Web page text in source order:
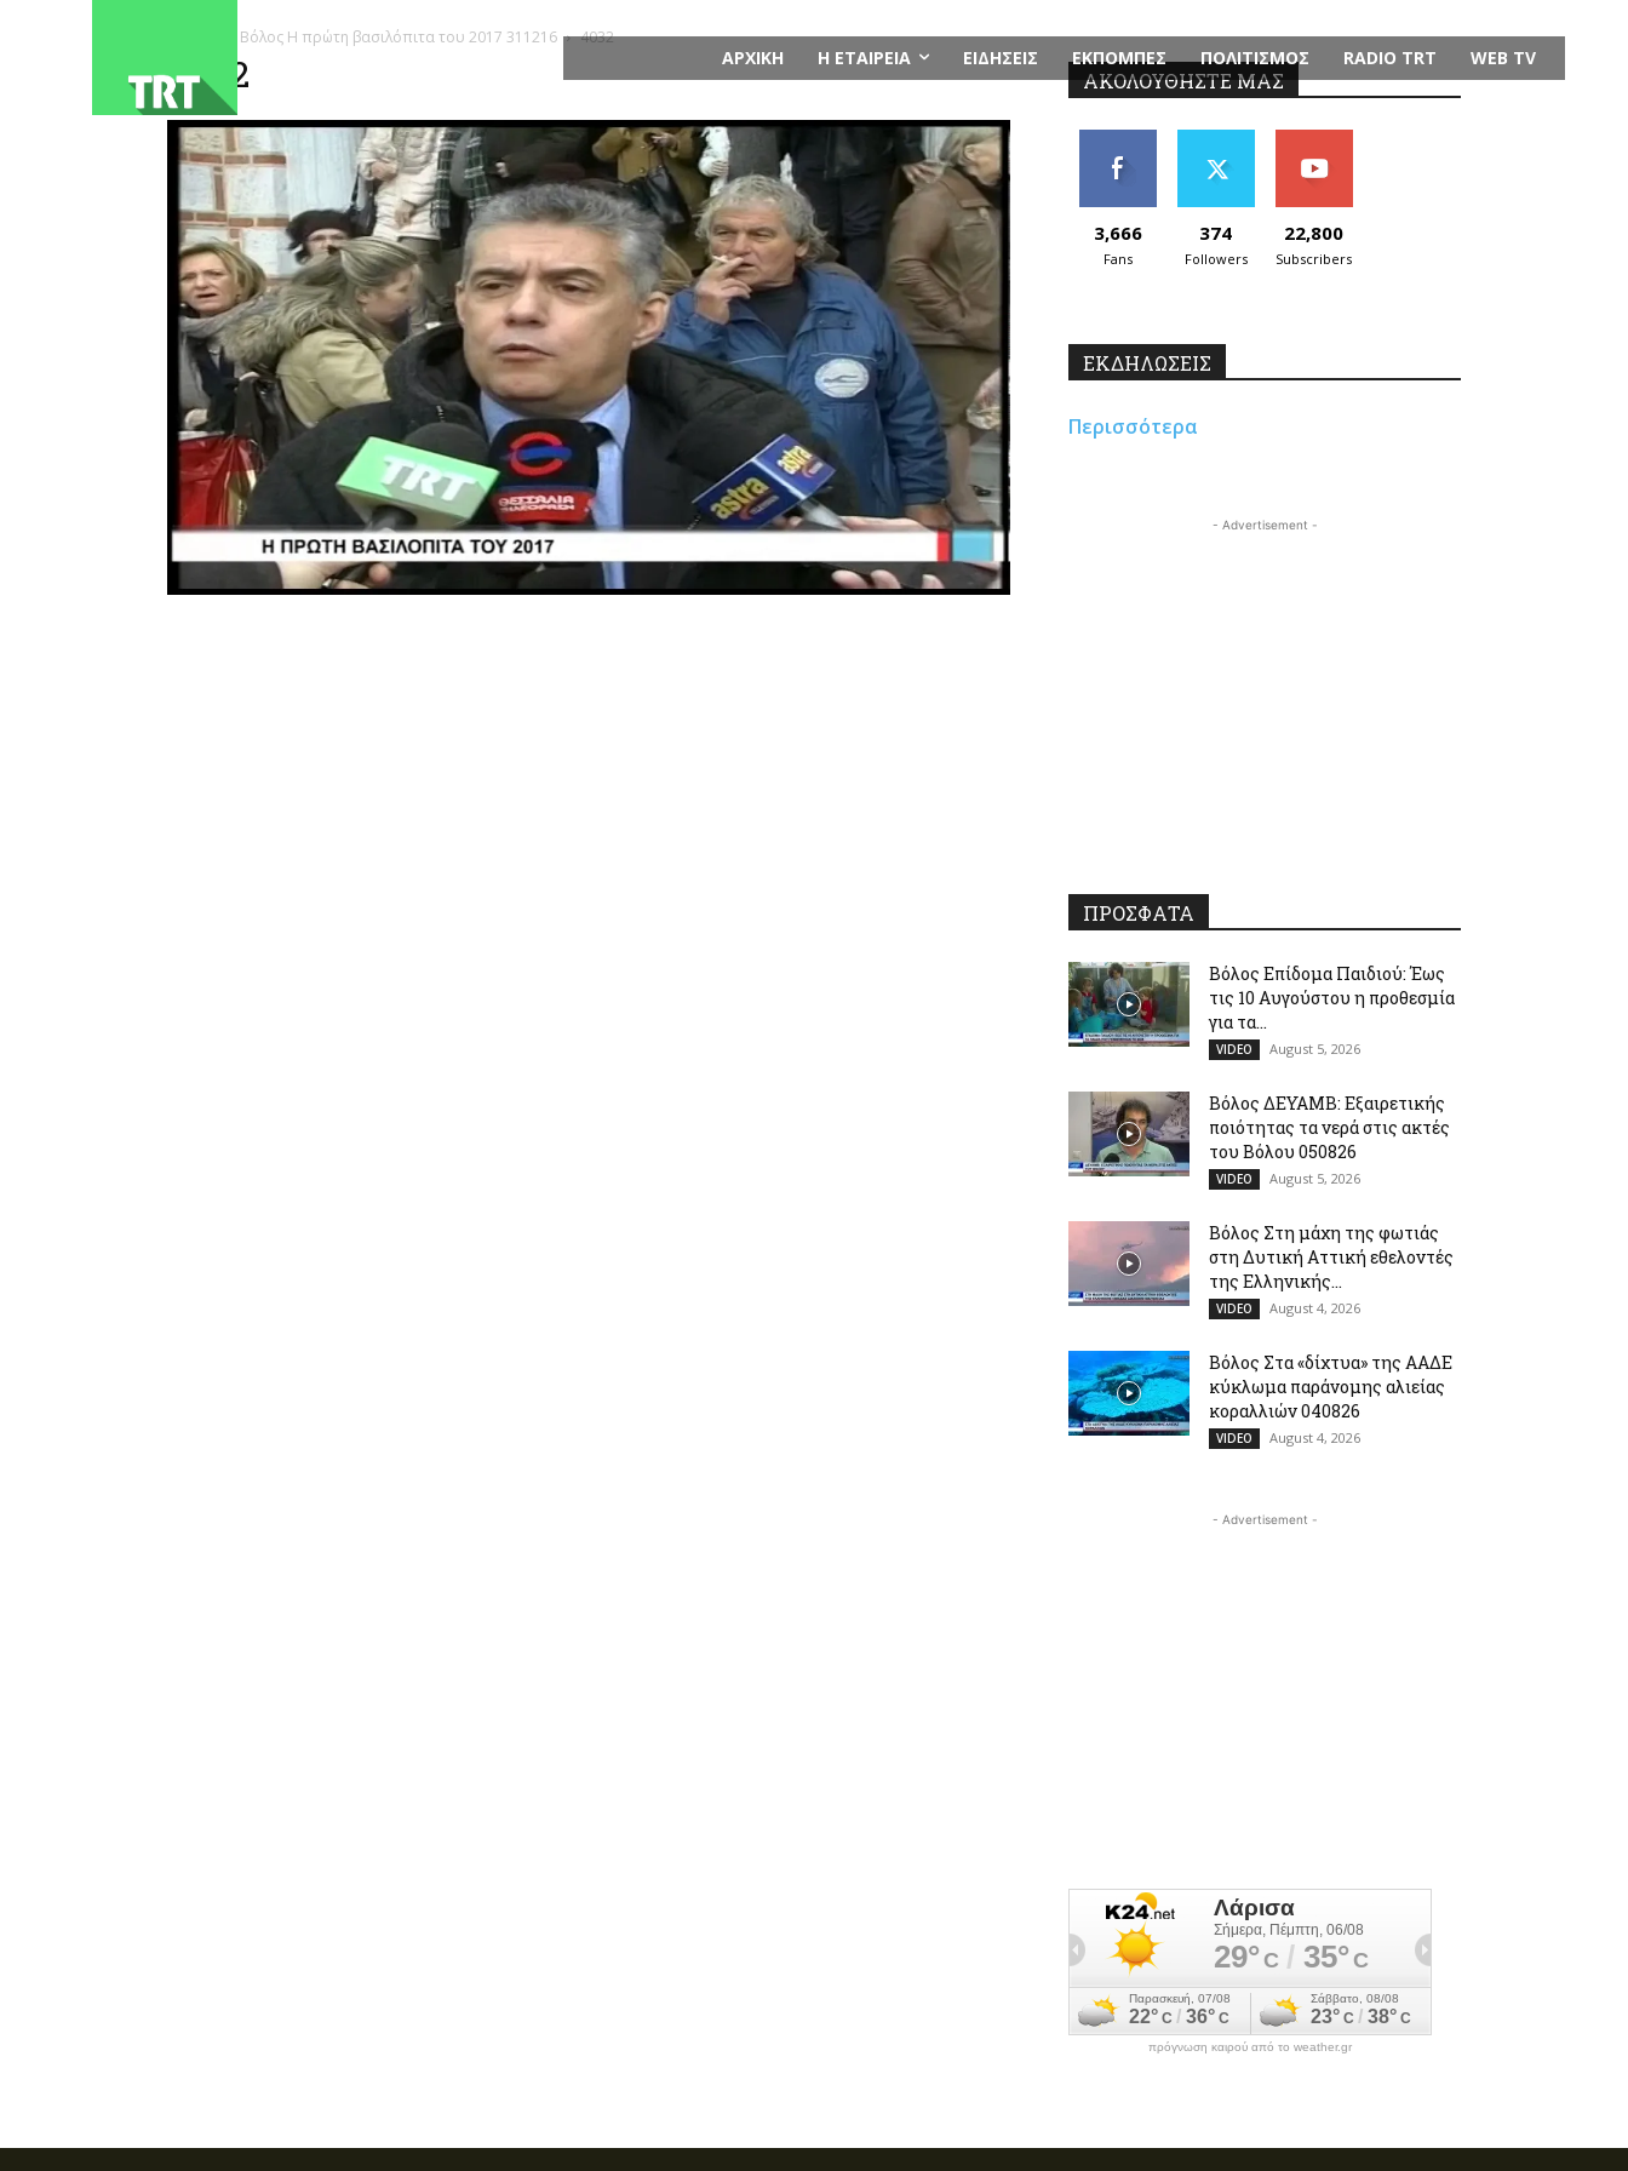
ΑΡΧΙΚΗ Η ΕΤΑΙΡΕΙΑ ΕΙΔΗΣΕΙΣ ΕΚΠΟΜΠΕΣ ΠΟΛΙΤΙΣΜΟΣ RADIO TRT WEB TV
Βόλος Η πρώτη βασιλόπιτα του 2017 311216 4032
4032 ΑΚΟΛΟΥΘΗΣΤΕ ΜΑΣ
3,666
Fans
374
Followers
22,800
Subscribers
ΕΚΔΗΛΩΣΕΙΣ
Περισσότερα
- Advertisement -
ΠΡΟΣΦΑΤΑ
Βόλος Επίδομα Παιδιού: Έως
τις 10 Αυγούστου η προθεσμία
για τα...
VIDEO August 5, 2026
Βόλος ΔΕΥΑΜΒ: Εξαιρετικής
ποιότητας τα νερά στις ακτές
του Βόλου 050826
VIDEO August 5, 2026
Βόλος Στη μάχη της φωτιάς
στη Δυτική Αττική εθελοντές
της Ελληνικής...
VIDEO August 4, 2026
Βόλος Στα «δίχτυα» της ΑΑΔΕ
κύκλωμα παράνομης αλιείας
κοραλλιών 040826
VIDEO August 4, 2026
- Advertisement -
πρόγνωση καιρού από το weather.gr